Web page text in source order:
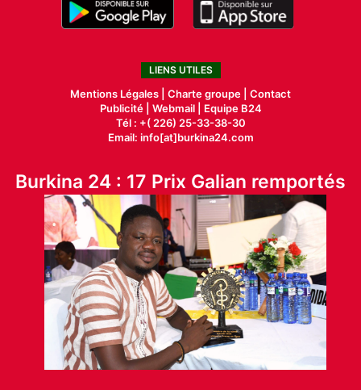
LIENS UTILES
Mentions Légales | Charte groupe | Contact
Publicité| Webmail |
Equipe B24
Tél : +( 226) 25-33-38-30
Email: info[at]burkina24.com
Burkina 24 : 17 Prix Galian remportés